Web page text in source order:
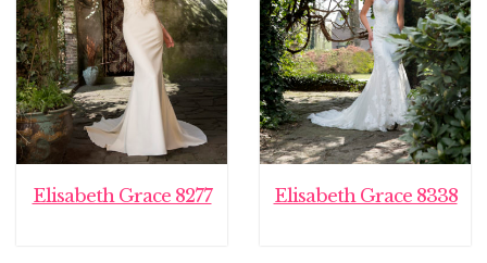
Elisabeth Grace 8277 Elisabeth Grace 8338